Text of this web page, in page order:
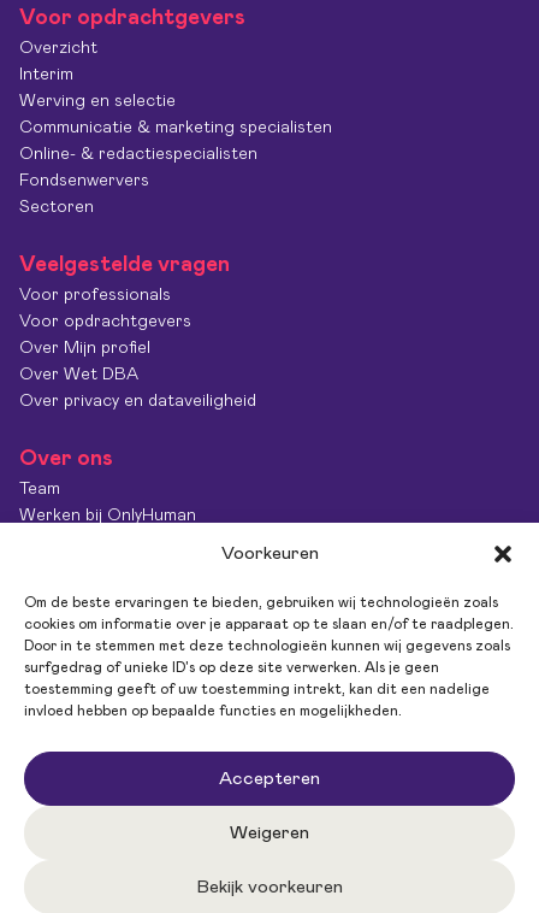
Voorkeuren
Om de beste ervaringen te bieden, gebruiken wij technologieën zoals
cookies om informatie over je apparaat op te slaan en/of te raadplegen.
Door in te stemmen met deze technologieën kunnen wij gegevens zoals
surfgedrag of unieke ID's op deze site verwerken. Als je geen
toestemming geeft of uw toestemming intrekt, kan dit een nadelige
invloed hebben op bepaalde functies en mogelijkheden.
Accepteren
Weigeren
Bekijk voorkeuren
Voor opdrachtgevers
Overzicht
Interim
Werving en selectie
Communicatie & marketing specialisten
Online- & redactiespecialisten
Fondsenwervers
Sectoren
Veelgestelde vragen
Voor professionals
Voor opdrachtgevers
Over Mijn profiel
Over Wet DBA
Over privacy en dataveiligheid
Over ons
Team
Werken bij OnlyHuman
Diversiteit & Inclusie
OnlyImpact
Feedback